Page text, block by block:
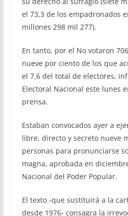
el 73,3 de los empadronados
millones 298 mil 277).
En tanto, por el No votaron
nueve por ciento de los que
el 7,6 del total de electores,
Electoral Nacional este lunes
prensa.
Estaban convocados ayer a
libre, directo y secreto nueve
personas para pronunciarse
magna, aprobada en
Nacional del Poder Popular.
El texto -que sustituirá a la
desde 1976- consagra la